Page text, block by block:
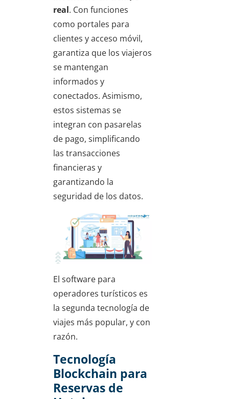
real. Con funciones
como portales para
clientes y acceso móvil,
garantiza que los viajeros
se mantengan
informados y
conectados. Asimismo,
estos sistemas se
integran con pasarelas
de pago, simplificando
las transacciones
financieras y
garantizando la
seguridad de los datos.
El software para
operadores turísticos es
la segunda tecnología de
viajes más popular, y con
razón.
Tecnología
Blockchain para
Reservas de